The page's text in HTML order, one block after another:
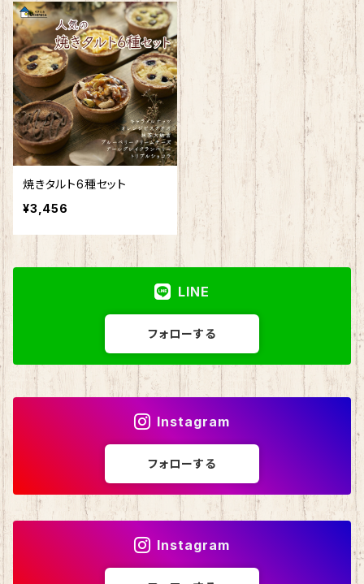
焼きタルト6種セット
¥3,456
LINE
フォローする
Instagram
フォローする
Instagram